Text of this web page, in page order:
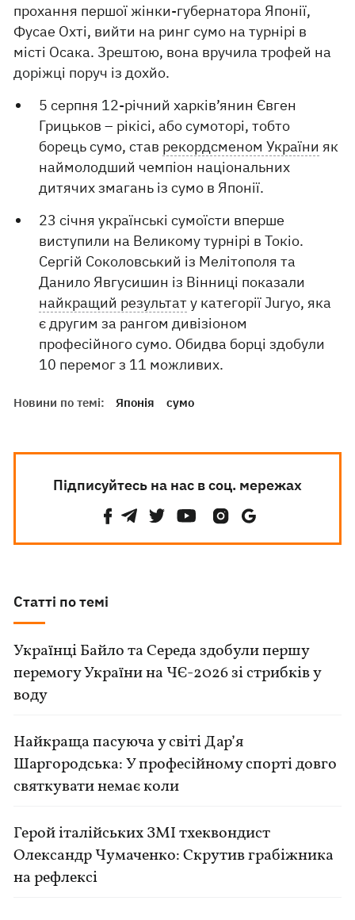
прохання першої жінки-губернатора Японії,
Фусае Охті, вийти на ринг сумо на турнірі в
місті Осака. Зрештою, вона вручила трофей на
доріжці поруч із дохйо.
5 серпня 12-річний харків’янин Євген
Грицьков – рікісі, або сумоторі, тобто
борець сумо, став рекордсменом України як
наймолодший чемпіон національних
дитячих змагань із сумо в Японії.
23 січня українські сумоїсти вперше
виступили на Великому турнірі в Токіо.
Сергій Соколовський із Мелітополя та
Данило Явгусишин із Вінниці показали
найкращий результату категорії Juryo, яка
є другим за рангом дивізіоном
професійного сумо. Обидва борці здобули
10 перемог з 11 можливих.
Новини по темі: Японія сумо
Підписуйтесь на нас в соц. мережах
Статті по темі
Українці Байло та Середа здобули першу
перемогу України на ЧЄ-2026 зі стрибків у
воду
Найкраща пасуюча у світі Дар’я
Шаргородська: У професійному спорті довго
святкувати немає коли
Герой італійських ЗМІ тхеквондист
Олександр Чумаченко: Скрутив грабіжника
на рефлексі